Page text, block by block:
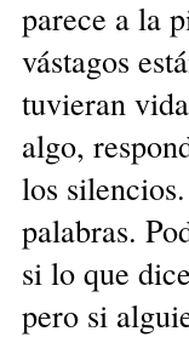
parece a la
vástagos
tuvieran
algo,
los
palabras.
si lo que
pero si